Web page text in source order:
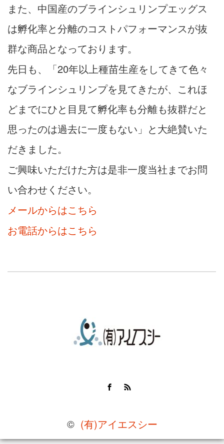
また、中国産のブラインシュリンプエッグス
は孵化率と分離のコストパフォーマンスが抜
群な商品となっております。
先日も、「20年以上種苗生産をしてきて色々
なブラインシュリンプを見てきたが、これほ
どまでにひと目見て孵化率も分離も抜群だと
思ったのは過去に一度もない」と大絶賛いた
だきました。
ご興味いただけた方は是非一度当社までお問
い合わせください。
メールからはこちら
お電話からはこちら
© (有)アイエスシー